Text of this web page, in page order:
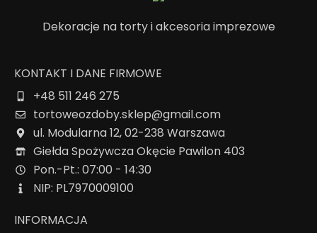
Dekoracje na torty i akcesoria imprezowe
KONTAKT I DANE FIRMOWE
+48 511 246 275
tortoweozdoby.sklep@gmail.com
ul. Modularna 12, 02-238 Warszawa
Giełda Spożywcza Okęcie Pawilon 403
Pon.-Pt.: 07:00 - 14:30
NIP: PL7970009100
INFORMACJA